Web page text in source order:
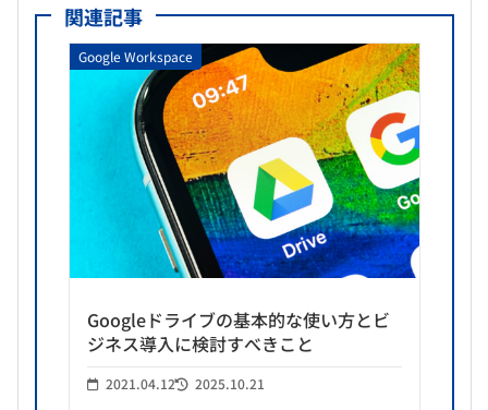
関連記事
Google Workspace
Googleドライブの基本的な使い方とビ
ジネス導入に検討すべきこと
2021.04.12 2025.10.21